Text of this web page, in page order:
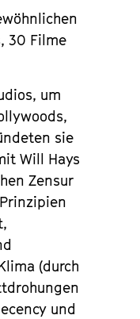
30 Filme
um
sie
Will Hays
Zensur
(durch
und